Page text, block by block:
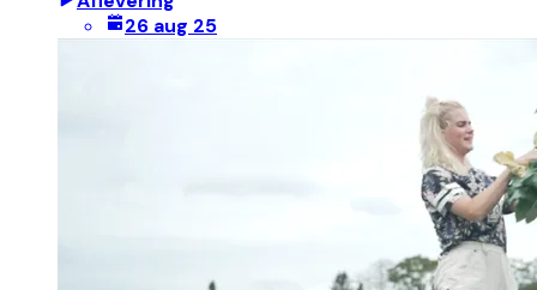
26 aug 25